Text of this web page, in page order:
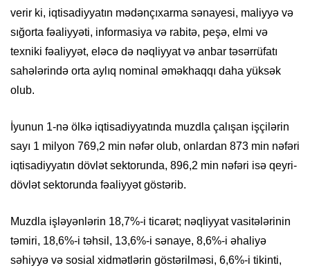
verir ki, iqtisadiyyatın mədənçıxarma sənayesi, maliyyə və
sığorta fəaliyyəti, informasiya və rabitə, peşə, elmi və
texniki fəaliyyət, eləcə də nəqliyyat və anbar təsərrüfatı
sahələrində orta aylıq nominal əməkhaqqı daha yüksək
olub.
İyunun 1-nə ölkə iqtisadiyyatında muzdla çalışan işçilərin
sayı 1 milyon 769,2 min nəfər olub, onlardan 873 min nəfəri
iqtisadiyyatın dövlət sektorunda, 896,2 min nəfəri isə qeyri-
dövlət sektorunda fəaliyyət göstərib.
Muzdla işləyənlərin 18,7%-i ticarət; nəqliyyat vasitələrinin
təmiri, 18,6%-i təhsil, 13,6%-i sənaye, 8,6%-i əhaliyə
səhiyyə və sosial xidmətlərin göstərilməsi, 6,6%-i tikinti,